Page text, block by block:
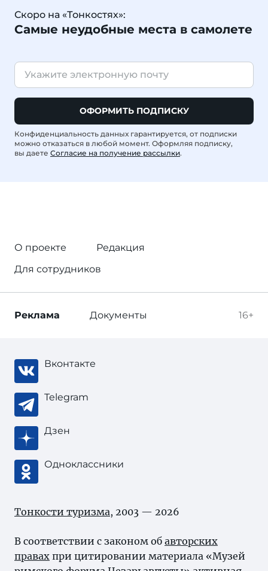
Скоро на «Тонкостях»:
Самые неудобные места в самолете
ОФОРМИТЬ ПОДПИСКУ
Конфиденциальность данных гарантируется, от подписки
можно отказаться в любой момент. Оформляя подписку,
вы даете Согласие на получение рассылки.
О проекте
Редакция
Для сотрудников
16+
Реклама Документы
Вконтакте
Telegram
Дзен
Одноклассники
Тонкости туризма, 2003 — 2026
В соответствии с законом об авторских
правах при цитировании материала «Музей